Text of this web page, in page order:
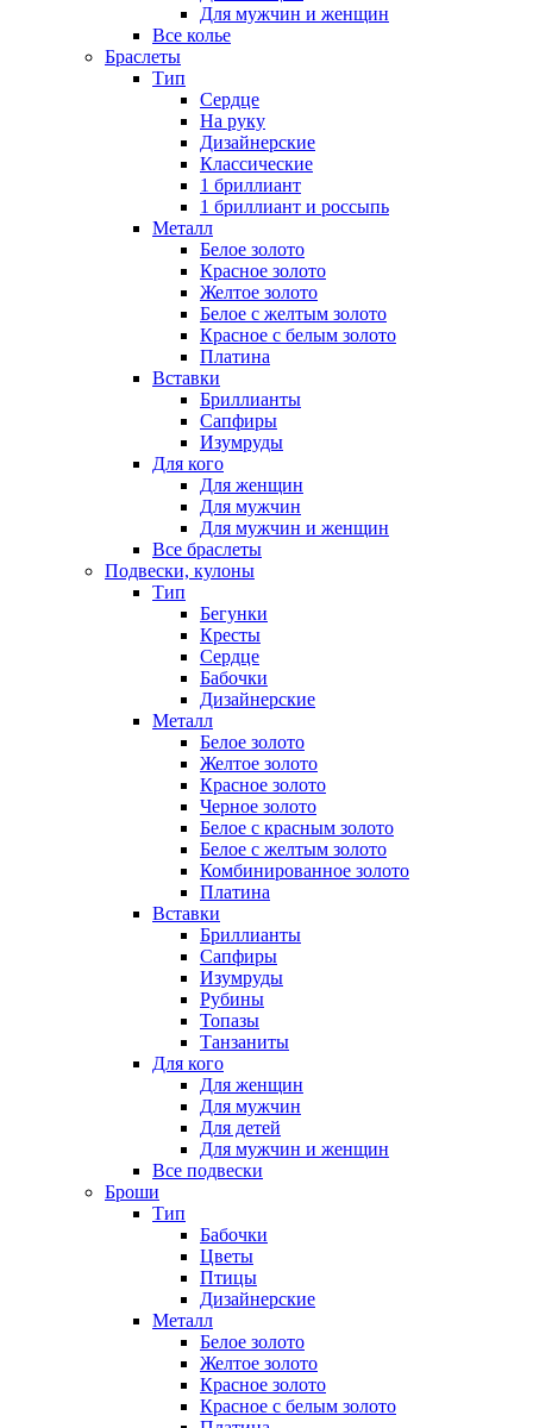
Для мужчин и женщин
Все колье
Браслеты
Тип
Сердце
На руку
Дизайнерские
Классические
1 бриллиант
1 бриллиант и россыпь
Металл
Белое золото
Красное золото
Желтое золото
Белое с желтым золото
Красное с белым золото
Платина
Вставки
Бриллианты
Сапфиры
Изумруды
Для кого
Для женщин
Для мужчин
Для мужчин и женщин
Все браслеты
Подвески, кулоны
Тип
Бегунки
Кресты
Сердце
Бабочки
Дизайнерские
Металл
Белое золото
Желтое золото
Красное золото
Черное золото
Белое с красным золото
Белое с желтым золото
Комбинированное золото
Платина
Вставки
Бриллианты
Сапфиры
Изумруды
Рубины
Топазы
Танзаниты
Для кого
Для женщин
Для мужчин
Для детей
Для мужчин и женщин
Все подвески
Броши
Тип
Бабочки
Цветы
Птицы
Дизайнерские
Металл
Белое золото
Желтое золото
Красное золото
Красное с белым золото